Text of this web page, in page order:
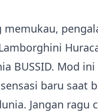
BUSSID. Mod
baru saat
Jangan ragu